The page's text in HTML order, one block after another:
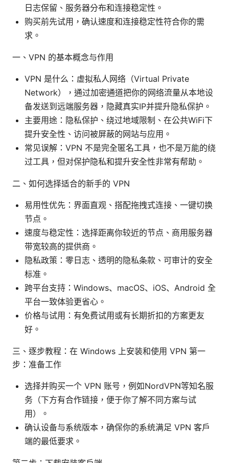
日志保留、服务器分布和连接稳定性。
购买前先试用，确认速度和连接稳定性符合你的需
求。
一、VPN 的基本概念与作用
VPN 是什么：虚拟私人网络（Virtual Private
Network），通过加密通道把你的网络流量从本地设
备发送到远端服务器，隐藏真实IP并提升隐私保护。
主要用途：隐私保护、绕过地域限制、在公共WiFi下
提升安全性、访问被屏蔽的网站与应用。
常见误解：VPN 不是完全匿名工具，也不是万能的绕
过工具，但对保护隐私和提升安全性非常有帮助。
二、如何选择适合的新手的 VPN
易用性优先：界面直观、搭配拖拽式连接、一键切换
节点。
速度与稳定性：选择距离你较近的节点、商用服务器
带宽较高的提供商。
隐私政策：零日志、透明的隐私条款、可审计的安全
标准。
跨平台支持：Windows、macOS、iOS、Android 全
平台一致体验更省心。
价格与试用：有免费试用或有长期折扣的方案更友
好。
三、逐步教程：在 Windows 上安装和使用 VPN 第一
步：准备工作
选择并购买一个 VPN 账号，例如NordVPN等知名服
务（下方有合作链接，便于你了解不同方案与试
用）。
确认设备与系统版本，确保你的系统满足 VPN 客户
端的最低要求。